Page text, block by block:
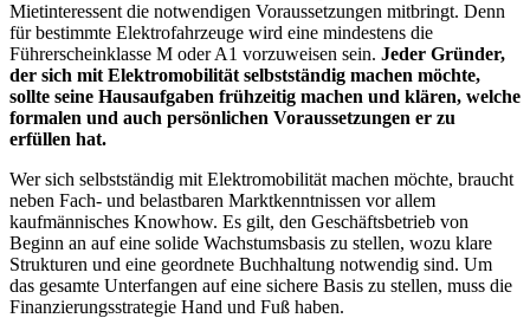
Mietinteressent die notwendigen Voraussetzungen mitbringt. Denn
für bestimmte Elektrofahrzeuge wird eine mindestens die
Führerscheinklasse M oder A1 vorzuweisen sein. Jeder Gründer,
der sich mit Elektromobilität selbstständig machen möchte,
sollte seine Hausaufgaben frühzeitig machen und klären, welche
formalen und auch persönlichen Voraussetzungen er zu
erfüllen hat.
Wer sich selbstständig mit Elektromobilität machen möchte, braucht
neben Fach- und belastbaren Marktkenntnissen vor allem
kaufmännisches Knowhow. Es gilt, den Geschäftsbetrieb von
Beginn an auf eine solide Wachstumsbasis zu stellen, wozu klare
Strukturen und eine geordnete Buchhaltung notwendig sind. Um
das gesamte Unterfangen auf eine sichere Basis zu stellen, muss die
Finanzierungsstrategie Hand und Fuß haben.